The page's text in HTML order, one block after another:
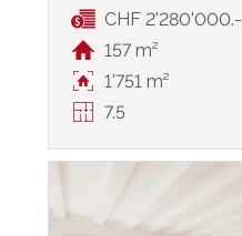
CHF 2'280'000.-
157 m²
1'751 m²
7.5